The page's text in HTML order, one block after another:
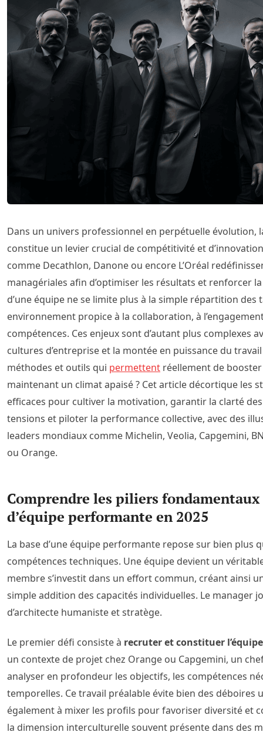
Dans un univers professionnel en perpétuelle évolution,
constitue un levier crucial de compétitivité et
comme Decathlon, Danone ou encore L’Oréal
managériales afin d’optimiser les résultats et renforcer
d’une équipe ne se limite plus à la simple répartition des
environnement propice à la collaboration, à
compétences. Ces enjeux sont d’autant plus complexes
cultures d’entreprise et la montée en puissance du
méthodes et outils qui permettent réellement de
maintenant un climat apaisé ? Cet article décortique les
efficaces pour cultiver la motivation, garantir la clarté
tensions et piloter la performance collective, avec des
leaders mondiaux comme Michelin, Veolia, Capgemini,
ou Orange.
Comprendre les piliers
d’équipe performante en 2025
La base d’une équipe performante repose sur bien plus
compétences techniques. Une équipe devient un
membre s’investit dans un effort commun, créant ainsi
simple addition des capacités individuelles. Le manager
d’architecte humaniste et stratège.
Le premier défi consiste à recruter et constituer
un contexte de projet chez Orange ou Capgemini, un
analyser en profondeur les objectifs, les compétences
temporelles. Ce travail préalable évite bien des déboires
également à mixer les profils pour favoriser diversité et
la dimension interculturelle souvent présente dans des